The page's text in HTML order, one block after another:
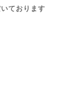
ております